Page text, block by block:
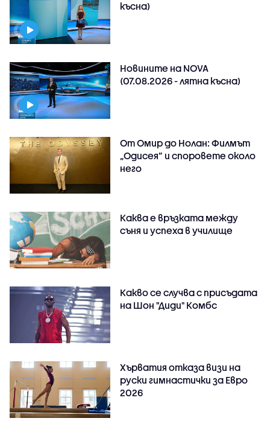
късна)
Новините на NOVA
(07.08.2026 - лятна късна)
От Омир до Нолан: Филмът
„Одисея” и споровете около
него
Каква е връзката между
съня и успеха в училище
Какво се случва с присъдата
на Шон "Диди" Комбс
Хърватия отказа визи на
руски гимнастички за Евро
2026